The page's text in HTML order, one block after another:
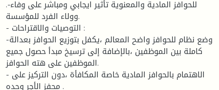
.-للحوافز المادية والمعنوية تأثير ايجابي ومباشر على وفاء
وولاء الفرد للمؤسسة.
- التوصيات والاقتراحات :
-وضع نظام للحوافز واضح المعالم ،يكفل بتوزيع الحوافز بعدالة
كاملة بين الموظفين ،بالإضافة إلى ترسيخ مبدأ حصول جميع
الموظفين على هته الحوافز.
- الاهتمام بالحوافز المادية خاصة المكافأة ،دون التركيز على
محفز الأجر وحده .